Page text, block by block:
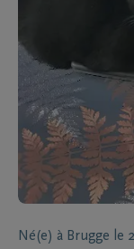
Né(e) à Brugge le